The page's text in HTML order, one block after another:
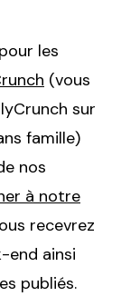
les
(vous
sur
famille)
nos
à notre
recevrez
end ainsi
publiés.